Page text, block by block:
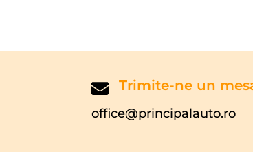
Trimite-ne un
office@principalauto.ro